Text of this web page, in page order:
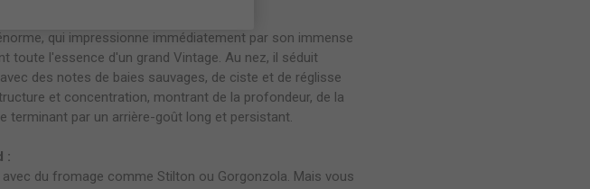
qui impressionne immédiatement par son immense
toute l'essence d'un grand Vintage. Au nez, il séduit
des notes de baies sauvages, de ciste et de réglisse
et concentration, montrant de la profondeur, de la
terminant par un arrière-goût long et persistant.
:
du fromage comme Stilton ou Gorgonzola. Mais vous